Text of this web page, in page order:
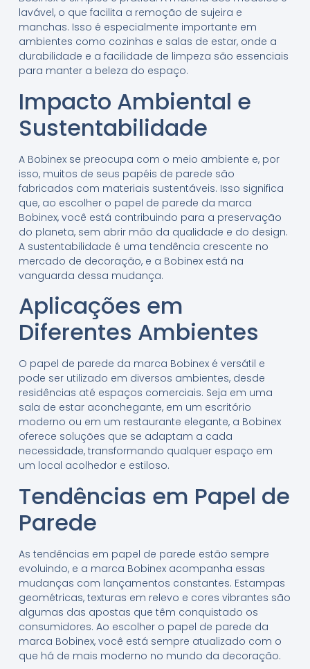
lavável, o que facilita a remoção de sujeira e
manchas. Isso é especialmente importante em
ambientes como cozinhas e salas de estar, onde a
durabilidade e a facilidade de limpeza são essenciais
para manter a beleza do espaço.
Impacto Ambiental e
Sustentabilidade
A Bobinex se preocupa com o meio ambiente e, por
isso, muitos de seus papéis de parede são
fabricados com materiais sustentáveis. Isso significa
que, ao escolher o papel de parede da marca
Bobinex, você está contribuindo para a preservação
do planeta, sem abrir mão da qualidade e do design.
A sustentabilidade é uma tendência crescente no
mercado de decoração, e a Bobinex está na
vanguarda dessa mudança.
Aplicações em
Diferentes Ambientes
O papel de parede da marca Bobinex é versátil e
pode ser utilizado em diversos ambientes, desde
residências até espaços comerciais. Seja em uma
sala de estar aconchegante, em um escritório
moderno ou em um restaurante elegante, a Bobinex
oferece soluções que se adaptam a cada
necessidade, transformando qualquer espaço em
um local acolhedor e estiloso.
Tendências em Papel de
Parede
As tendências em papel de parede estão sempre
evoluindo, e a marca Bobinex acompanha essas
mudanças com lançamentos constantes. Estampas
geométricas, texturas em relevo e cores vibrantes são
algumas das apostas que têm conquistado os
consumidores. Ao escolher o papel de parede da
marca Bobinex, você está sempre atualizado com o
que há de mais moderno no mundo da decoração.